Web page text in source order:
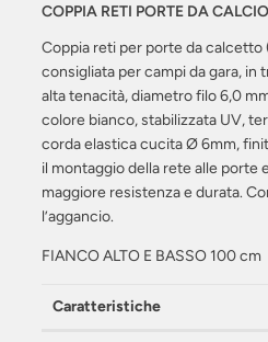
COPPIA RETI PORTE DA
Coppia reti per porte da calcetto
consigliata per campi da gara, in
alta tenacità, diametro filo 6,0
colore bianco, stabilizzata UV,
corda elastica cucita Ø 6mm,
il montaggio della rete alle porte
maggiore resistenza e durata.
l’aggancio.
FIANCO ALTO E BASSO 100 cm
Caratteristiche